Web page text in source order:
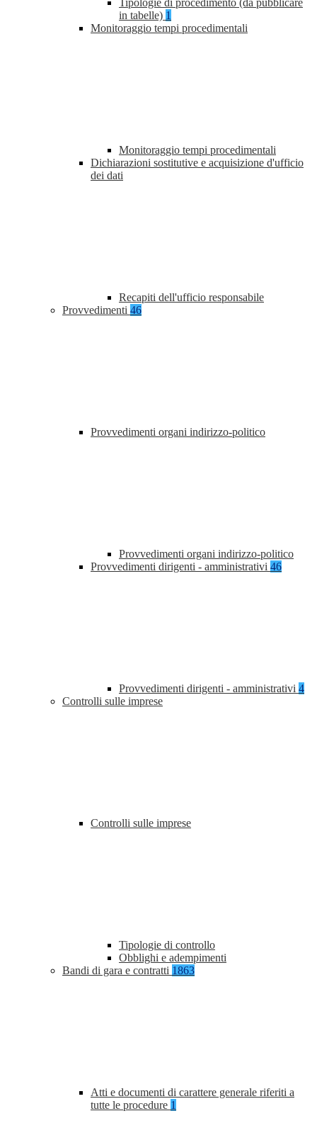
Tipologie di procedimento (da pubblicare
in tabelle) 1
Monitoraggio tempi procedimentali
Monitoraggio tempi procedimentali
Dichiarazioni sostitutive e acquisizione d'ufficio
dei dati
Recapiti dell'ufficio responsabile
Provvedimenti 46
Provvedimenti organi indirizzo-politico
Provvedimenti organi indirizzo-politico
Provvedimenti dirigenti - amministrativi 46
Provvedimenti dirigenti - amministrativi 4
Controlli sulle imprese
Controlli sulle imprese
Tipologie di controllo
Obblighi e adempimenti
Bandi di gara e contratti 1863
Atti e documenti di carattere generale riferiti a
tutte le procedure 1